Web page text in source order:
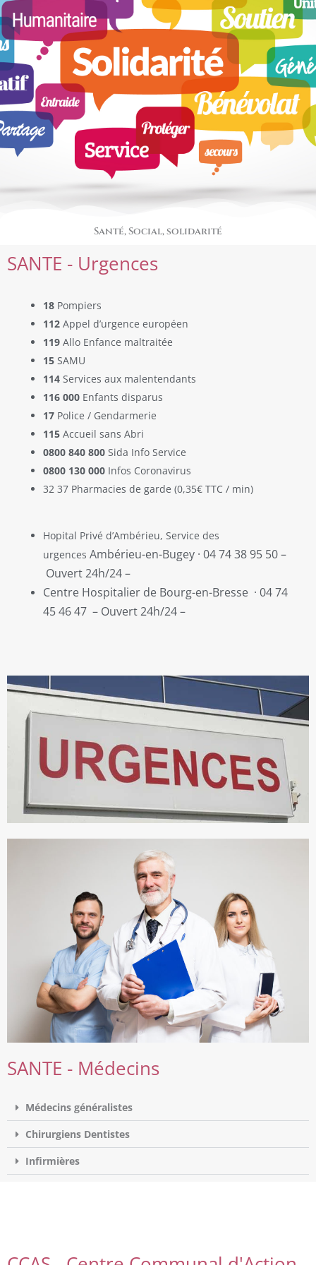
Santé, Social, solidarité
SANTE - Urgences
18 Pompiers
112 Appel d’urgence européen
119 Allo Enfance maltraitée
15 SAMU
114 Services aux malentendants
116 000 Enfants disparus
17 Police / Gendarmerie
115 Accueil sans Abri
0800 840 800 Sida Info Service
0800 130 000 Infos Coronavirus
32 37 Pharmacies de garde (0,35€ TTC / min)
Hopital Privé d’Ambérieu, Service des
urgencesAmbérieu-en-Bugey · 04 74 38 95 50 –
Ouvert 24h/24 –
Centre Hospitalier de Bourg-en-Bresse · 04 74
45 46 47– Ouvert 24h/24 –
SANTE - Médecins
Médecins généralistes
Chirurgiens Dentistes
Infirmières